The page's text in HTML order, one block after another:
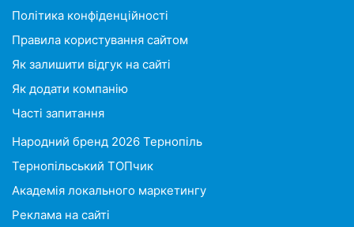
Політика конфіденційності
Правила користування сайтом
Як залишити відгук на сайті
Як додати компанію
Часті запитання
Народний бренд 2026 Тернопіль
Тернопільський ТОПчик
Академія локального маркетингу
Реклама на сайті